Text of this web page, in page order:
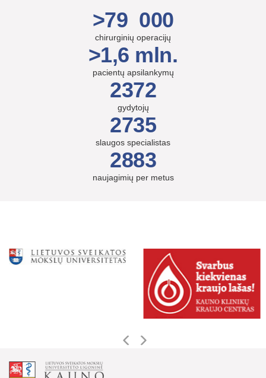
>79 000
chirurginių operacijų
>1,6 mln.
pacientų apsilankymų
2372
gydytojų
2735
slaugos specialistas
2883
naujagimių per metus